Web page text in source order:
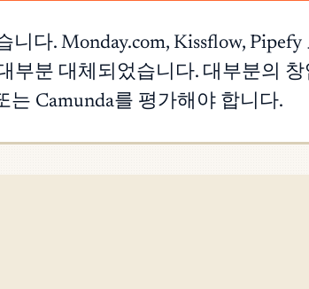
다. Monday.com, Kissflow,
부분 대체되었습니다. 대부분의
Camunda를 평가해야 합니다.